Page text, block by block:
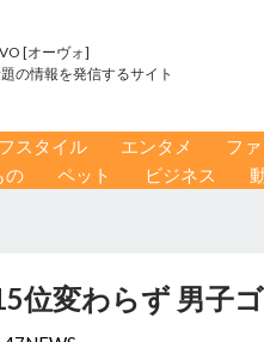
[オーヴォ]
の情報を発信するサイト
スタイル エンタメ フ
の ペット ビジネス
位変わらず 男子